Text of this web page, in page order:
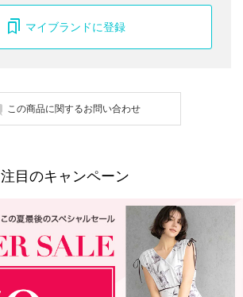
マイブランドに登録
この商品に関するお問い合わせ
注目のキャンペーン